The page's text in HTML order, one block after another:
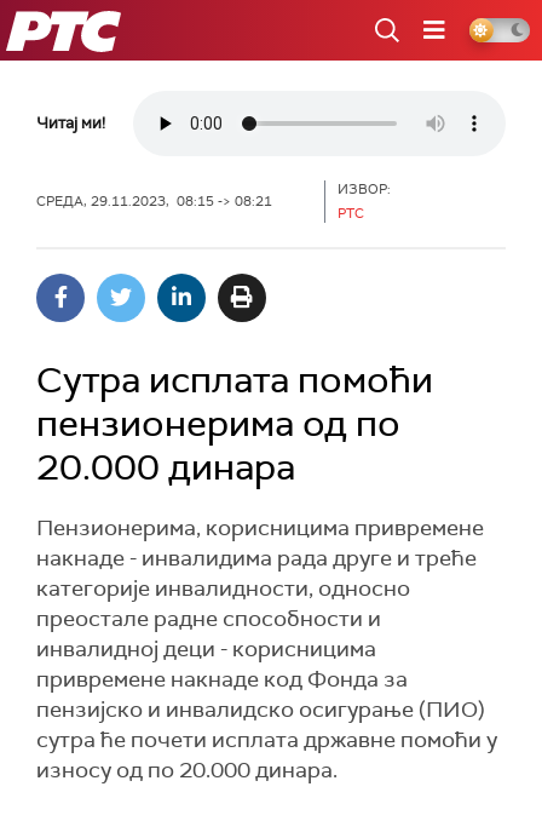
РТС
Читај ми!
СРЕДА, 29.11.2023, 08:15 -> 08:21
ИЗВОР:
РТС
Сутра исплата помоћи
пензионерима од по
20.000 динара
Пензионерима, корисницима привремене
накнаде - инвалидима рада друге и треће
категорије инвалидности, односно
преостале радне способности и
инвалидној деци - корисницима
привремене накнаде код Фонда за
пензијско и инвалидско осигурање (ПИО)
сутра ће почети исплата државне помоћи у
износу од по 20.000 динара.